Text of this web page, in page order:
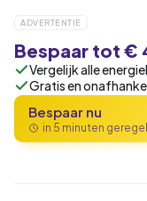
ADVERTENTIE
Bespaar tot €
Vergelijk alle
Gratis en
Bespaar nu
in 5 minuten